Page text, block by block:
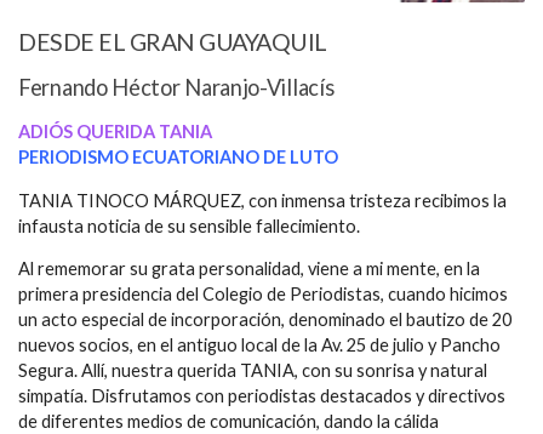
DESDE EL GRAN GUAYAQUIL
Fernando Héctor Naranjo-Villacís
ADIÓS QUERIDA TANIA
PERIODISMO ECUATORIANO DE LUTO
TANIA TINOCO MÁRQUEZ, con inmensa tristeza recibimos la
infausta noticia de su sensible fallecimiento.
Al rememorar su grata personalidad, viene a mi mente, en la
primera presidencia del Colegio de Periodistas, cuando hicimos
un acto especial de incorporación, denominado el bautizo de 20
nuevos socios, en el antiguo local de la Av. 25 de julio y Pancho
Segura. Allí, nuestra querida TANIA, con su sonrisa y natural
simpatía. Disfrutamos con periodistas destacados y directivos
de diferentes medios de comunicación, dando la cálida